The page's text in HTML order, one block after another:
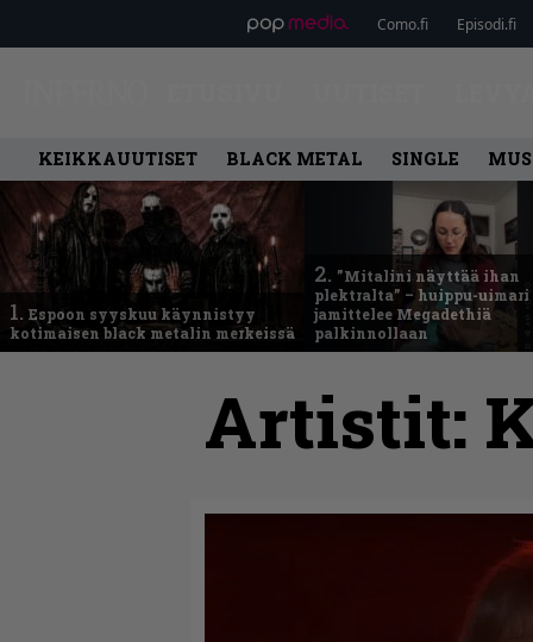
Como.fi Episodi.fi
KEIKKAUUTISET BLACK METAL SINGLE
1. Espoon syyskuu käynnistyy
kotimaisen black metalin merkeissä
2. ”Mitalini näyttää ihan
plektralta” – huippu-uimari
jamittelee Megadethiä
palkinnollaan
Artistit: